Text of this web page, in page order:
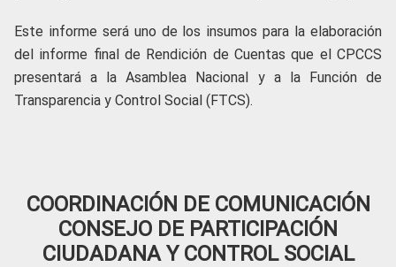
Este informe será uno de los insumos para la elaboración
del informe final de Rendición de Cuentas que el CPCCS
presentará a la Asamblea Nacional y a la Función de
Transparencia y Control Social (FTCS).
COORDINACIÓN DE COMUNICACIÓN
CONSEJO DE PARTICIPACIÓN
CIUDADANA Y CONTROL SOCIAL